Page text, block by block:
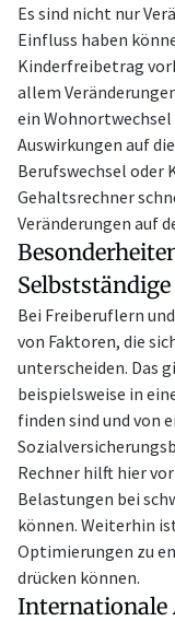
Es sind nicht nur
Einfluss haben
Kinderfreibetrag
allem
ein Wohnortwechsel
Auswirkungen auf
Berufswechsel oder
Gehaltsrechner
Veränderungen auf
Selbstständige
Bei Freiberuflern
von Faktoren, die
unterscheiden. Das
beispielsweise in
finden sind und von
Rechner hilft hier
Belastungen bei
können. Weiterhin
Optimierungen zu
drücken können.
Internationale